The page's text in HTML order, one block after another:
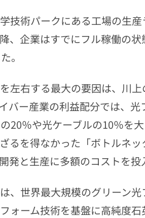
技術パークにある工場の生産
、企業はすでにフル稼働の
。
左右する最大の要因は、川
バー産業の利益配分では、
20％や光ケーブルの10％を大
るを得なかった「ボトルネ
発と生産に多額のコストを投
、世界最大規模のグリーン
ォーム技術を基盤に高純度